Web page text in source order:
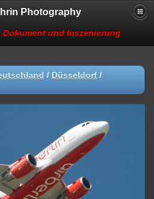
Photography
und Inszenierung
/ Düsseldorf /